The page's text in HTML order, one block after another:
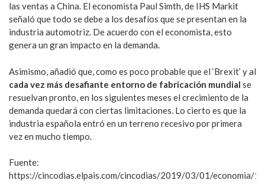
las ventas a China. El economista Paul Simth, de IHS Markit
señaló que todo se debe a los desafíos que se presentan en la
industria automotriz. De acuerdo con el economista, esto
genera un gran impacto en la demanda.
Asimismo, añadió que, como es poco probable que el ‘Brexit’ y al
cada vez más desafiante entorno de fabricación mundial se
resuelvan pronto, en los siguientes meses el crecimiento de la
demanda quedará con ciertas limitaciones. Lo cierto es que la
industria española entró en un terreno recesivo por primera
vez en mucho tiempo.
Fuente:
https://cincodias.elpais.com/cincodias/2019/03/01/economia/